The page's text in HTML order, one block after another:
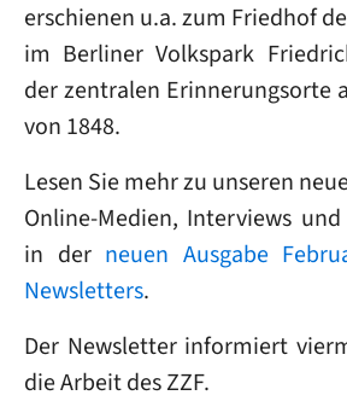
erschienen u.a. zum Friedhof
im Berliner Volkspark
der zentralen Erinnerungsorte
von 1848.
Lesen Sie mehr zu unseren
Online-Medien, Interviews
in der neuen Ausgabe
Newsletters.
Der Newsletter informiert
die Arbeit des ZZF.